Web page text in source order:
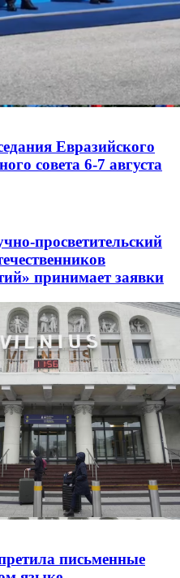
Евразийского
совета 6-7 августа
просветительский
принимает заявки
письменные